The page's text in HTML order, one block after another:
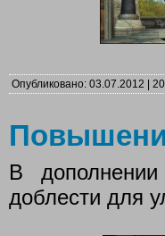
Опубликовано: 03.07.2012 |
В
доблести для